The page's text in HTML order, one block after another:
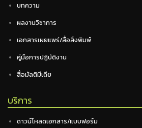
บทความ
ผลงานวิชาการ
เอกสารเผยแพร่/สื่อสิ่งพิมพ์
คู่มือการปฏิบัติงาน
สื่อมัลติมีเดีย
บริการ
ดาวน์โหลดเอกสาร/แบบฟอร์ม